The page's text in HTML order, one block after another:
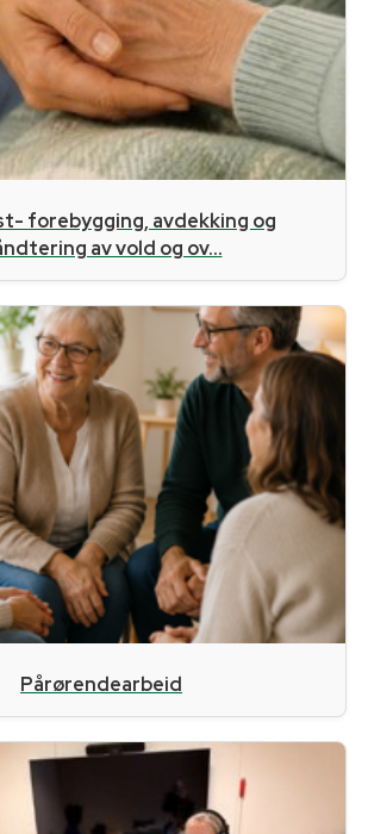
forebygging, avdekking og
av vold og ov...
Pårørendearbeid